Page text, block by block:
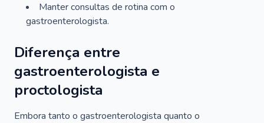
Manter consultas de rotina com o
gastroenterologista.
Diferença entre
gastroenterologista e
proctologista
Embora tanto o gastroenterologista quanto o